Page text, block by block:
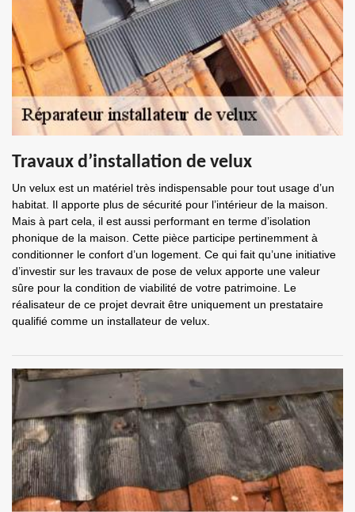
Travaux d’installation de velux
Un velux est un matériel très indispensable pour tout usage d’un
habitat. Il apporte plus de sécurité pour l’intérieur de la maison.
Mais à part cela, il est aussi performant en terme d’isolation
phonique de la maison. Cette pièce participe pertinemment à
conditionner le confort d’un logement. Ce qui fait qu’une initiative
d’investir sur les travaux de pose de velux apporte une valeur
sûre pour la condition de viabilité de votre patrimoine. Le
réalisateur de ce projet devrait être uniquement un prestataire
qualifié comme un installateur de velux.